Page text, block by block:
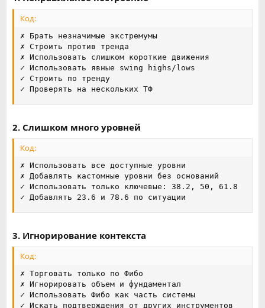
Код:
✗ Брать незначимые экстремумы
✗ Строить против тренда
✗ Использовать слишком короткие движения
✓ Использовать явные swing highs/lows
✓ Строить по тренду
✓ Проверять на нескольких ТФ
2. Слишком много уровней
Код:
✗ Использовать все доступные уровни
✗ Добавлять кастомные уровни без оснований
✓ Использовать только ключевые: 38.2, 50, 61.8
✓ Добавлять 23.6 и 78.6 по ситуации
3. Игнорирование контекста
Код:
✗ Торговать только по Фибо
✗ Игнорировать объем и фундаментал
✓ Использовать Фибо как часть системы
✓ Искать подтверждения от других инструментов